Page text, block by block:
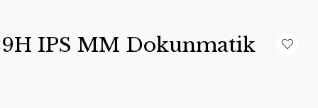
IPS MM Dokunmatik